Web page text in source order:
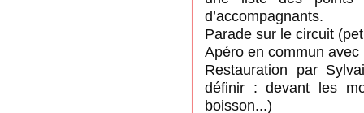
d’accompagnants.
Parade sur le circuit
Apéro en commun
Restauration par
définir : devant les
boisson...)